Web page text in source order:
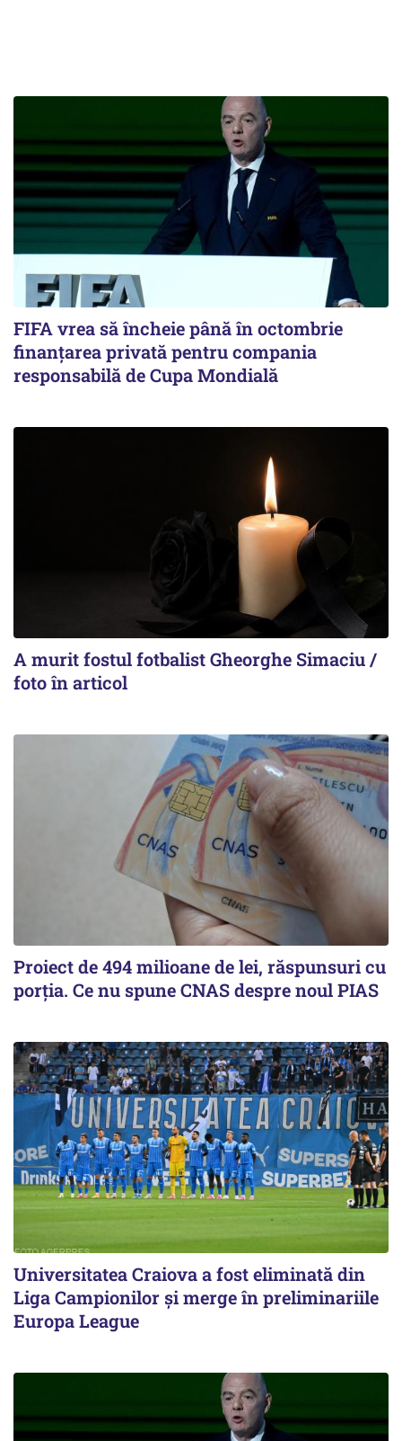
FIFA vrea să încheie până în octombrie
finanțarea privată pentru compania
responsabilă de Cupa Mondială
A murit fostul fotbalist Gheorghe Simaciu /
foto în articol
Proiect de 494 milioane de lei, răspunsuri cu
porția. Ce nu spune CNAS despre noul PIAS
Universitatea Craiova a fost eliminată din
Liga Campionilor şi merge în preliminariile
Europa League